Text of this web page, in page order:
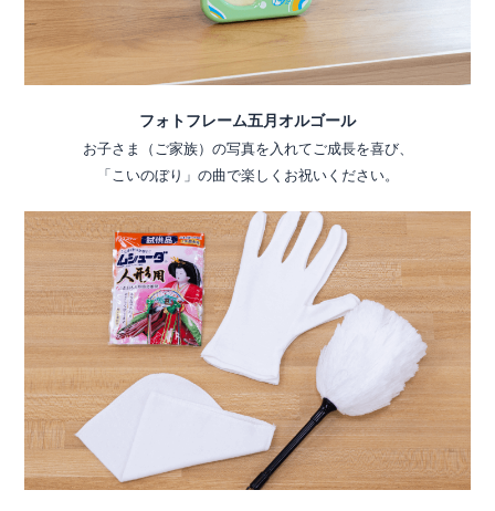
フォトフレーム五月オルゴール
お子さま（ご家族）の写真を入れてご成長を喜び、
「こいのぼり」の曲で楽しくお祝いください。